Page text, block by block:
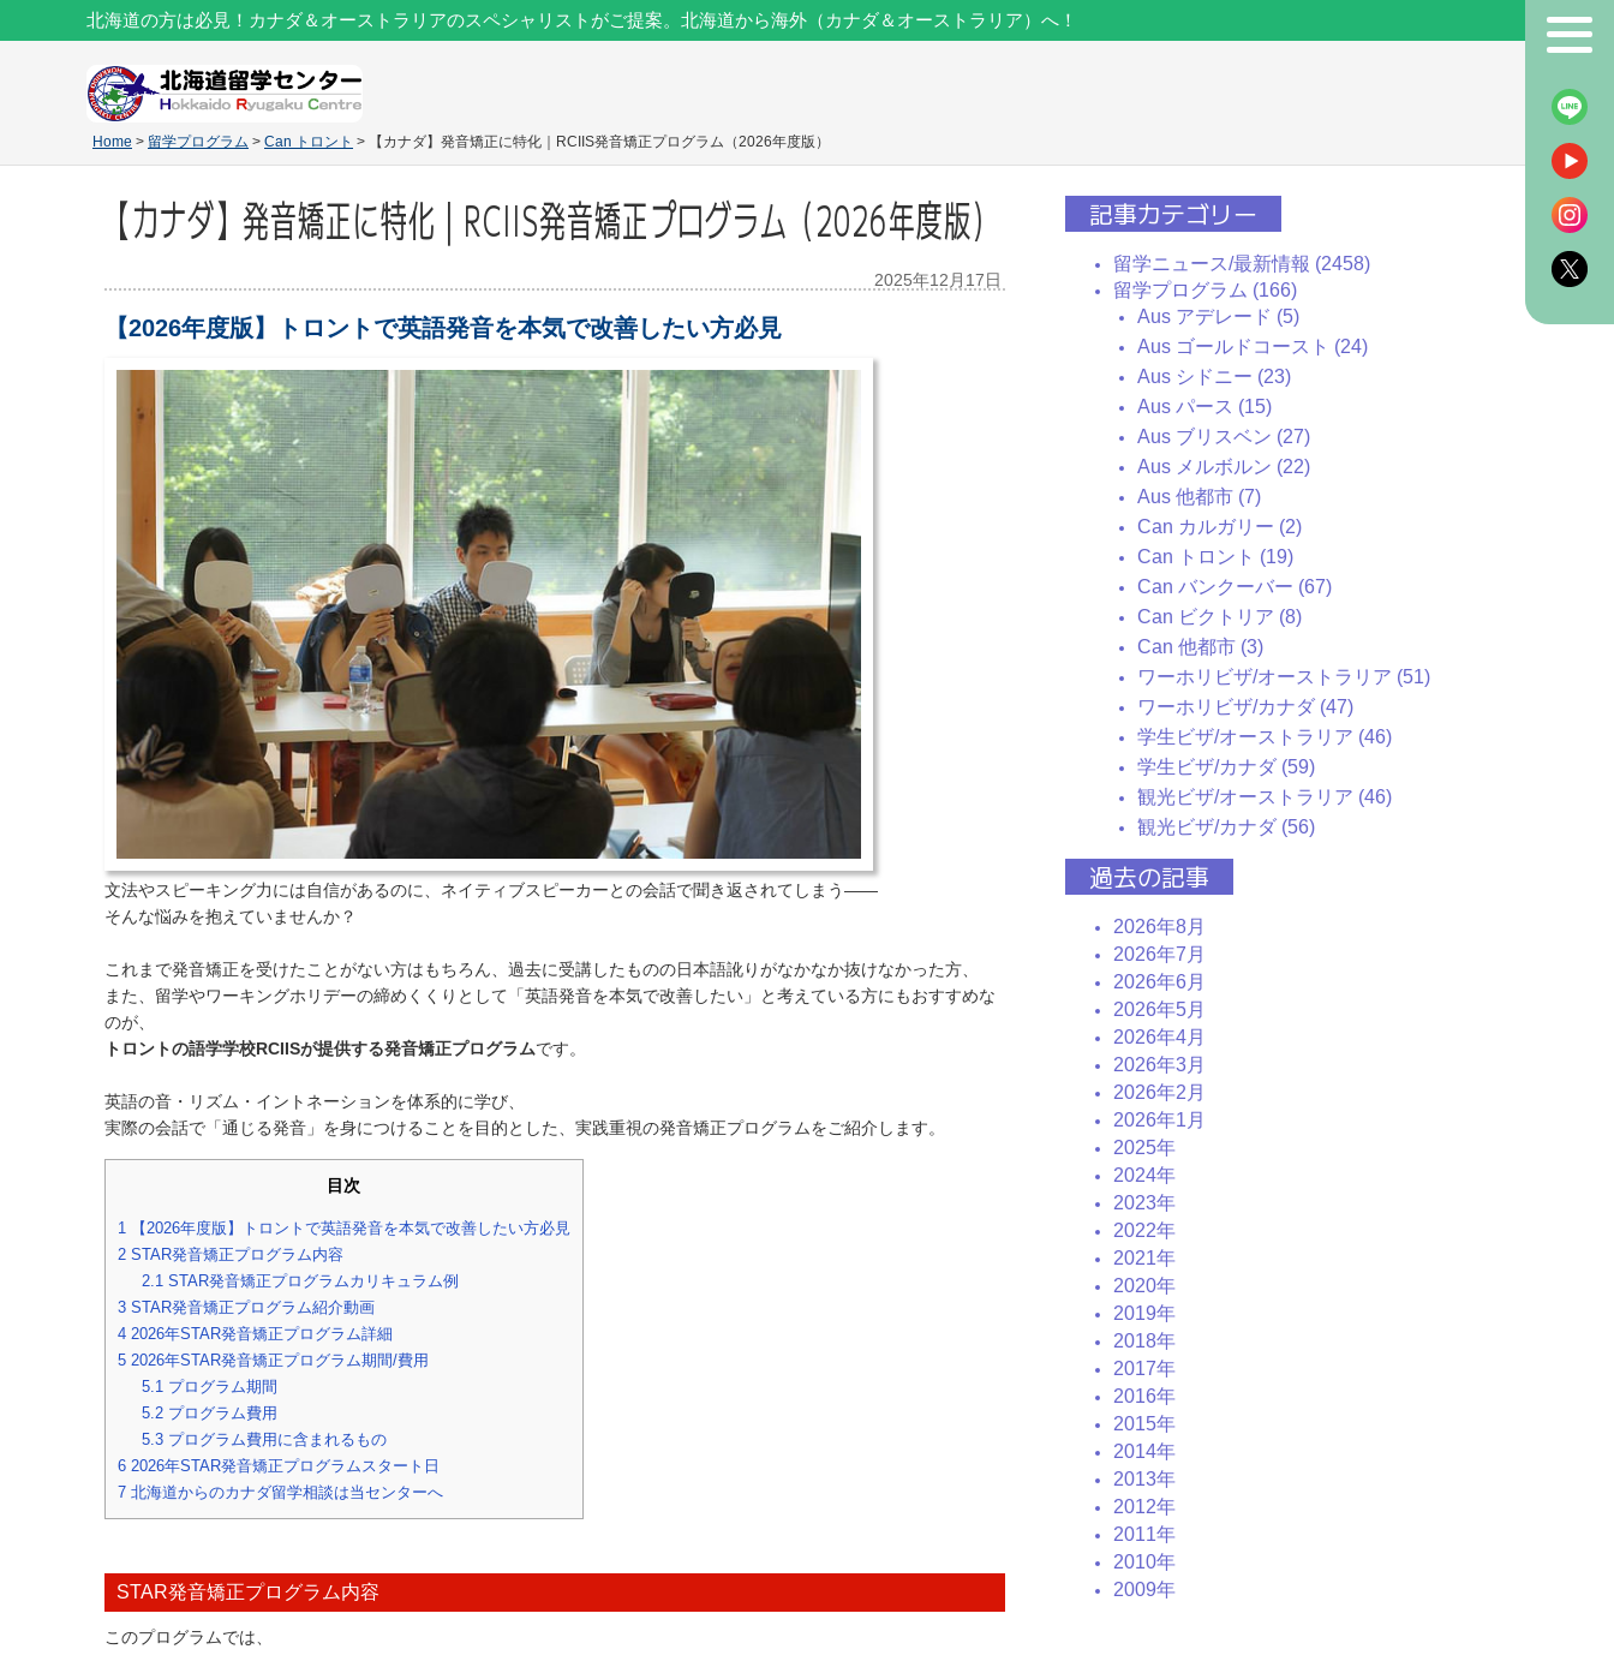
北海道の方は必見！カナダ＆オーストラリアのスペシャリストがご提案。北海道から海外（カナダ＆オーストラリア）へ！
Home > 留学プログラム > Can トロント > 【カナダ】発音矯正に特化｜RCIIS発音矯正プログラム（2026年度版）
【カナダ】発音矯正に特化｜RCIIS発音矯正プログラム（2026年度版）
2025年12月17日
【2026年度版】トロントで英語発音を本気で改善したい方必見
文法やスピーキング力には自信があるのに、ネイティブスピーカーとの会話で聞き返されてしまう——
そんな悩みを抱えていませんか？
これまで発音矯正を受けたことがない方はもちろん、過去に受講したものの日本語訛りがなかなか抜けなかった方、
また、留学やワーキングホリデーの締めくくりとして「英語発音を本気で改善したい」と考えている方にもおすすめな
のが、
トロントの語学学校RCIISが提供する発音矯正プログラムです。
英語の音・リズム・イントネーションを体系的に学び、
実際の会話で「通じる発音」を身につけることを目的とした、実践重視の発音矯正プログラムをご紹介します。
目次
1 【2026年度版】トロントで英語発音を本気で改善したい方必見
2 STAR発音矯正プログラム内容
2.1STAR発音矯正プログラムカリキュラム例
3 STAR発音矯正プログラム紹介動画
4 2026年STAR発音矯正プログラム詳細
5 2026年STAR発音矯正プログラム期間/費用
5.1プログラム期間
5.2プログラム費用
5.3プログラム費用に含まれるもの
6 2026年STAR発音矯正プログラムスタート日
7 北海道からのカナダ留学相談は当センターへ
STAR発音矯正プログラム内容
このプログラムでは、
記事カテゴリー
留学ニュース/最新情報 (2458)
留学プログラム (166)
Aus アデレード (5)
Aus ゴールドコースト (24)
Aus シドニー (23)
Aus パース (15)
Aus ブリスベン (27)
Aus メルボルン (22)
Aus 他都市 (7)
Can カルガリー (2)
Can トロント (19)
Can バンクーバー (67)
Can ビクトリア (8)
Can 他都市 (3)
ワーホリビザ/オーストラリア (51)
ワーホリビザ/カナダ (47)
学生ビザ/オーストラリア (46)
学生ビザ/カナダ (59)
観光ビザ/オーストラリア (46)
観光ビザ/カナダ (56)
過去の記事
2026年8月
2026年7月
2026年6月
2026年5月
2026年4月
2026年3月
2026年2月
2026年1月
2025年
2024年
2023年
2022年
2021年
2020年
2019年
2018年
2017年
2016年
2015年
2014年
2013年
2012年
2011年
2010年
2009年